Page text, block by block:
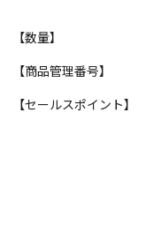
【数量】
【商品管理番号】
【セールスポイント】